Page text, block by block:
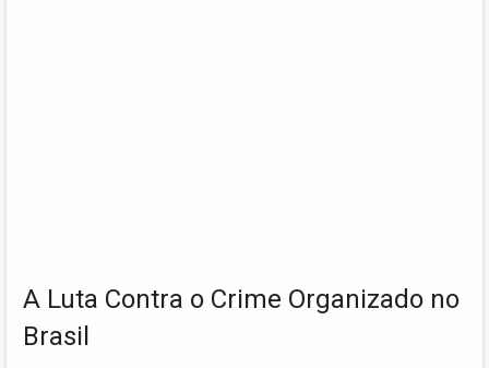
A Luta Contra o Crime Organizado no
Brasil